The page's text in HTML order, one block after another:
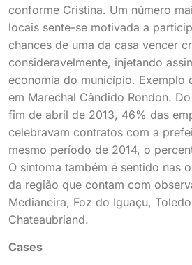
conforme Cristina. Um número
locais sente-se motivada a
chances de uma da casa vencer
consideravelmente, injetando
economia do município. Exemplo
em Marechal Cândido Rondon.
fim de abril de 2013, 46% das
celebravam contratos com a
mesmo período de 2014, o
O sintoma também é sentido nas
da região que contam com
Medianeira, Foz do Iguaçu,
Chateaubriand.
Cases